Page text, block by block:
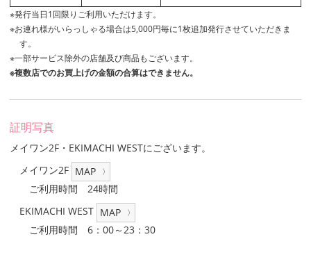
発行当日1回限りご利用いただけます。
お連れ様がいらっしゃる場合は5,000円毎に1枚追加発行させていただきま
す。
一部サービス除外の店舗及び商品もございます。
複数店でのお買上げの金額の合算はできません。
証明写真
メイワン2F・EKIMACHI WESTにございます。
メイワン2F
ご利用時間 24時間
EKIMACHI WEST
ご利用時間 6：00～23：30